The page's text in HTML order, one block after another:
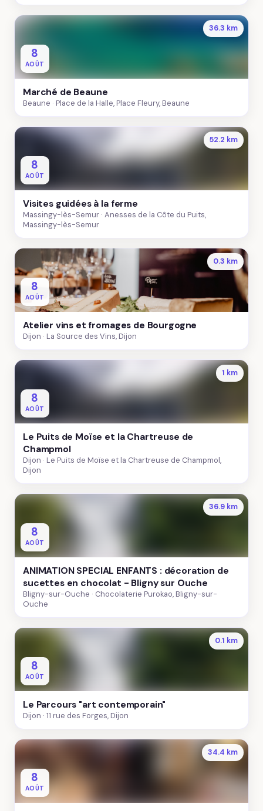
36.3 km
8
AOÛT
Marché de Beaune
Beaune Place de la Halle, Place Fleury, Beaune
52.2 km
8
AOÛT
Visites guidées à la ferme
Massingy-lès-Semur Anesses de la Côte du Puits,
Massingy-lès-Semur
0.3 km
8
AOÛT
Atelier vins et fromages de Bourgogne
Dijon La Source des Vins, Dijon
1 km
8
AOÛT
Le Puits de Moïse et la Chartreuse de
Champmol
Dijon
Le Puits de Moïse et la Chartreuse de Champmol,
Dijon
36.9 km
8
AOÛT
ANIMATION SPECIAL ENFANTS : décoration de
sucettes en chocolat - Bligny sur Ouche
Bligny-sur-Ouche
Chocolaterie Purokao, Bligny-sur-
Ouche
0.1 km
8
AOÛT
Le Parcours "art contemporain"
Dijon 11 rue des Forges, Dijon
34.4 km
8
AOÛT